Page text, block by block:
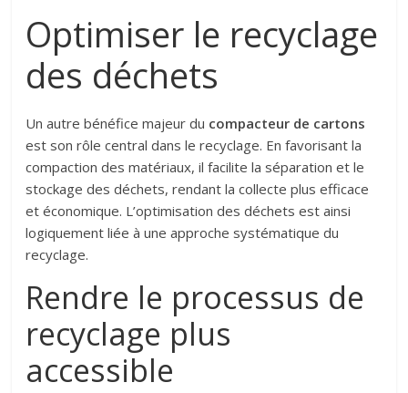
Optimiser le recyclage
des déchets
Un autre bénéfice majeur du compacteur de cartons
est son rôle central dans le recyclage. En favorisant la
compaction des matériaux, il facilite la séparation et le
stockage des déchets, rendant la collecte plus efficace
et économique. L’optimisation des déchets est ainsi
logiquement liée à une approche systématique du
recyclage.
Rendre le processus de
recyclage plus
accessible